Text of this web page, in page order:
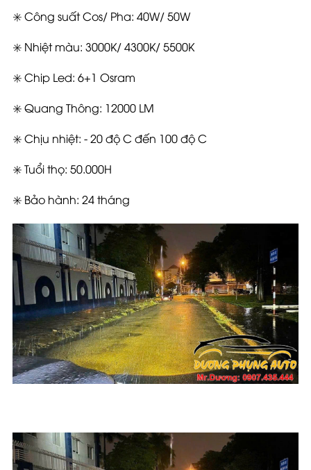
✳️ Công suất Cos/ Pha: 40W/ 50W
✳️ Nhiệt màu: 3000K/ 4300K/ 5500K
✳️ Chip Led: 6+1 Osram
✳️ Quang Thông: 12000 LM
✳️ Chịu nhiệt: - 20 độ C đến 100 độ C
✳️ Tuổi thọ: 50.000H
✳️ Bảo hành: 24 tháng